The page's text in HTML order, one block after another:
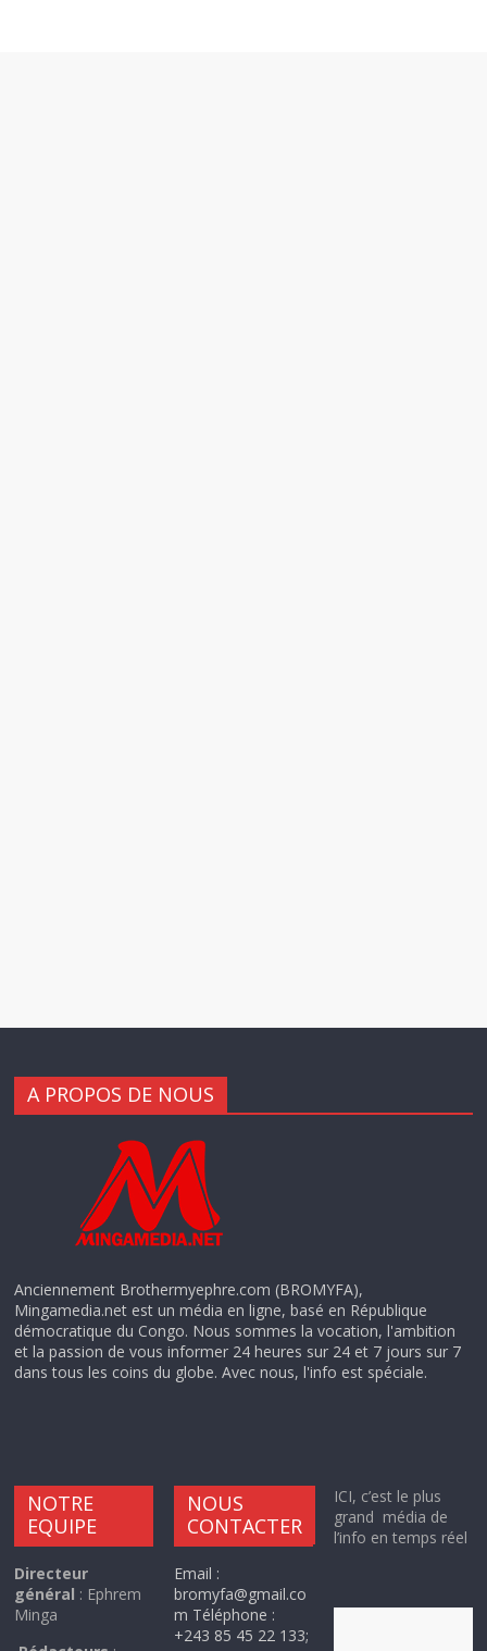
A PROPOS DE NOUS
Anciennement Brothermyephre.com (BROMYFA),
Mingamedia.net est un média en ligne, basé en République
démocratique du Congo. Nous sommes la vocation, l'ambition
et la passion de vous informer 24 heures sur 24 et 7 jours sur 7
dans tous les coins du globe. Avec nous, l'info est spéciale.
NOTRE
EQUIPE
Directeur
général : Ephrem
Minga
NOUS
CONTACTER
Email :
bromyfa@gmail.co
m Téléphone :
+243 85 45 22 133;
ICI, c’est le plus
grand média de
l’info en temps réel